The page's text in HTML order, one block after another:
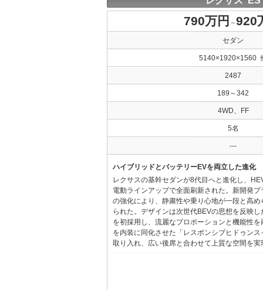
790万円 ～920
セダン
5140×1920×1560
2487
189～342
4WD、FF
5名
---
ハイブリッドとバッテリーEVを両立した進化
レクサスの基幹セダンが8代目へと進化し、
電動ラインアップで全面刷新された。新開発
の強化により、静粛性や乗り心地が一段と高
られた。デザインは次世代BEVの思想を反映
を初採用し、流麗なプロポーションと機能性
を内装に同化させた「レスポンシブヒドゥン
取り入れ、広い後席と合わせて上質な空間を